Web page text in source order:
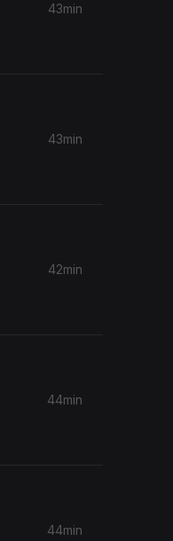
43min
43min
42min
44min
44min